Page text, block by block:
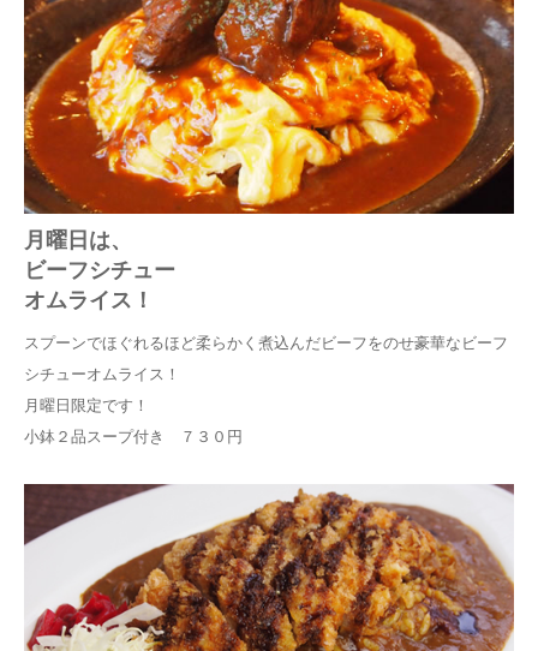
月曜日は、
ビーフシチュー
オムライス！
スプーンでほぐれるほど柔らかく煮込んだビーフをのせ豪華なビーフ
シチューオムライス！
月曜日限定です！
小鉢２品スープ付き ７３０円